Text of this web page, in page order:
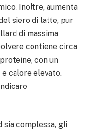
Inoltre, aumenta
siero di latte, pur
di massima
contiene circa
con un
calore elevato.
sia complessa, gli